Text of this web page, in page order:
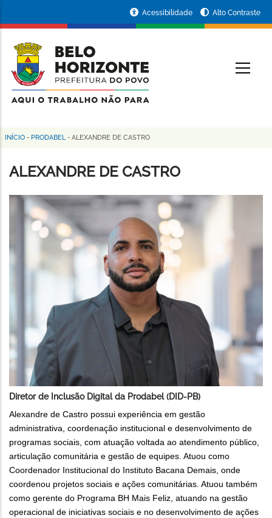
conteúdo
principal
da
Prefeitura
de
Horizonte
Acessibilidade Alto Contraste
Trilha
de
INÍCIO - PRODABEL - ALEXANDRE DE CASTRO
ALEXANDRE DE CASTRO
Diretor de Inclusão Digital da Prodabel (DID-PB)
Alexandre de Castro possui experiência em gestão
administrativa, coordenação institucional e desenvolvimento de
programas sociais, com atuação voltada ao atendimento público,
articulação comunitária e gestão de equipes. Atuou como
Coordenador Institucional do Instituto Bacana Demais, onde
coordenou projetos sociais e ações comunitárias. Atuou também
como gerente do Programa BH Mais Feliz, atuando na gestão
operacional de iniciativas sociais e no desenvolvimento de ações